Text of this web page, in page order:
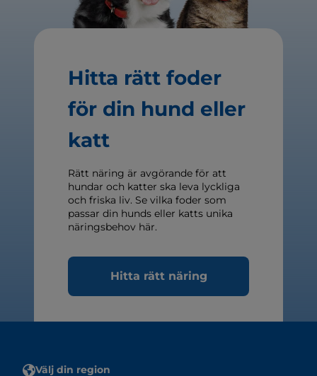
Hitta rätt foder
för din hund eller
katt
Rätt näring är avgörande för att
hundar och katter ska leva lyckliga
och friska liv. Se vilka foder som
passar din hunds eller katts unika
näringsbehov här.
Hitta rätt näring
Välj din region